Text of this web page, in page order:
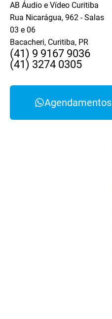
AB Áudio e Vídeo Curitiba
Rua Nicarágua, 962 - Salas
03 e 06
Bacacheri, Curitiba, PR
(41) 9 9167 9036
(41) 3274 0305
Agendamentos